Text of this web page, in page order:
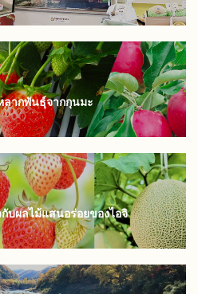
ลากพันธุ์จากกุนมะ
บผลไม้แสนอร่อยของไอจิ